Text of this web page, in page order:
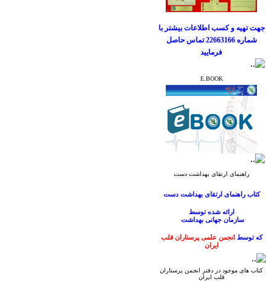
جهت کسب آخرین
اطلاعات و اخبار
انجمن علمی پرستاران
ارتباطی ما بپیوندید.
جهت تهیه و کسب اطلاعات بیشتربا
شماره 22663166 تماس حاصل
فرمایید
E.BOOK
راهنمای ارتقای بهداشت دست
کتاب راهنمای ارتقای بهداشت دست
ارائه شدهتوسط
سازمانجهانیبهداشت
که توسطانجمن علمی پرستاران قلب
ایران
کتاب های موجود در دفتر انجمن پرستاران
قلب ایران